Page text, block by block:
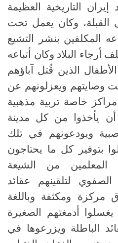
التاريخية العظيمة
وكان يعمل تحت
المكلفين بنشر التشيع
البلاد وكان أتباعه
الذين قُتل آباؤهم
وصايتهم ويعزلونهم عن
خاصة تربية مذهبية
يأخذوا من كل مدينة
صبية ويودعونهم في تلك
بتوفير كل ما يحتاجون
من الشيعة
لتلقينهم عقائد
مركزة ومكثفة وباللغة
يغسلوا أدمغتهم الصغيرة
الباطلة ويزرعوها في